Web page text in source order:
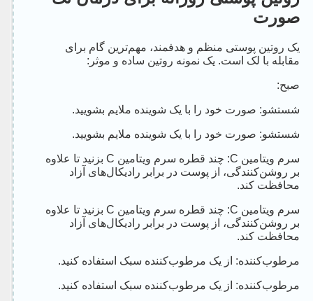
صورت
یک روتین پوستی منظم و هدفمند، مهم‌ترین گام برای
مقابله با لک است. یک نمونه روتین ساده و موثر:
صبح:
شستشو: صورت خود را با یک شوینده ملایم بشویید.
شستشو: صورت خود را با یک شوینده ملایم بشویید.
سرم ویتامین C: چند قطره سرم ویتامین C بزنید تا علاوه
بر روشن‌کنندگی، از پوست در برابر رادیکال‌های آزاد
محافظت کند.
سرم ویتامین C: چند قطره سرم ویتامین C بزنید تا علاوه
بر روشن‌کنندگی، از پوست در برابر رادیکال‌های آزاد
محافظت کند.
مرطوب‌کننده: از یک مرطوب‌کننده سبک استفاده کنید.
مرطوب‌کننده: از یک مرطوب‌کننده سبک استفاده کنید.